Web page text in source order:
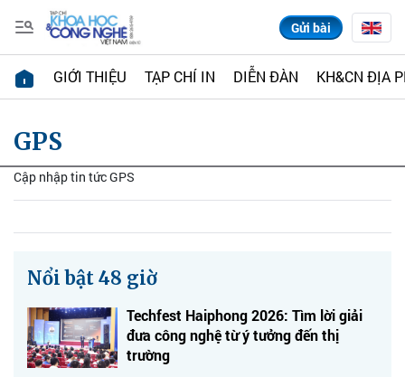
Gửi bài
GIỚI THIỆU TẠP CHÍ IN DIỄN ĐÀN KH&CN ĐỊA
GPS
Cập nhập tin tức GPS
Nổi bật 48 giờ
Techfest Haiphong 2026: Tìm lời giải
đưa công nghệ từ ý tưởng đến thị
trường